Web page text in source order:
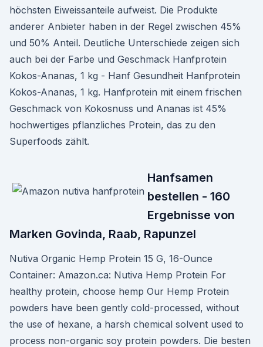
höchsten Eiweissanteile aufweist. Die Produkte
anderer Anbieter haben in der Regel zwischen 45%
und 50% Anteil. Deutliche Unterschiede zeigen sich
auch bei der Farbe und Geschmack Hanfprotein
Kokos-Ananas, 1 kg - Hanf Gesundheit Hanfprotein
Kokos-Ananas, 1 kg. Hanfprotein mit einem frischen
Geschmack von Kokosnuss und Ananas ist 45%
hochwertiges pflanzliches Protein, das zu den
Superfoods zählt.
Hanfsamen
bestellen - 160
Ergebnisse von
Marken Govinda, Raab, Rapunzel
Nutiva Organic Hemp Protein 15 G, 16-Ounce
Container: Amazon.ca: Nutiva Hemp Protein For
healthy protein, choose hemp Our Hemp Protein
powders have been gently cold-processed, without
the use of hexane, a harsh chemical solvent used to
process non-organic soy protein powders. Die besten